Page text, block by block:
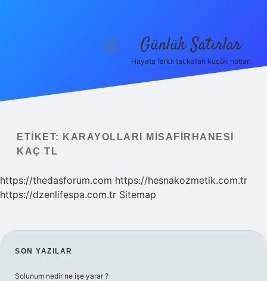
Yasal Uyarı
menüyü Günlük Satırlar
Hayata farklı tat katan küçük notlar.
ETIKET:
KARAYOLLARI MISAFIRHANESI
KAÇ TL
https://thedasforum.com https://hesnakozmetik.com.tr
https://dzenlifespa.com.tr Sitemap
SIDEBAR
SON YAZILAR
Solunum nedir ne işe yarar ?